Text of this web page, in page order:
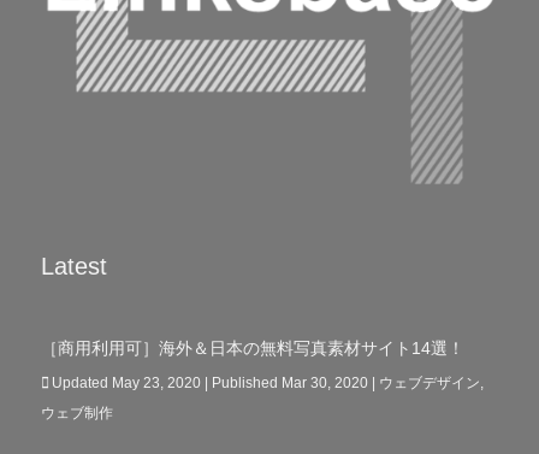
Latest
［商用利用可］海外＆日本の無料写真素材サイト14選！
Updated May 23, 2020 | Published Mar 30, 2020| ウェブデザイン
ウェブ制作